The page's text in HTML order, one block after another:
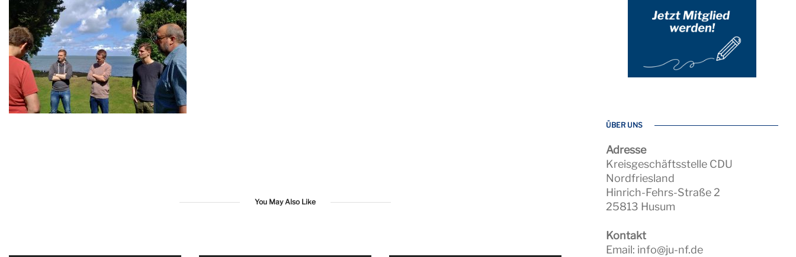
You May Also Like
ÜBER UNS
Adresse
Kreisgeschäftsstelle CDU
Nordfriesland
Hinrich-Fehrs-Straße 2
25813 Husum
Kontakt
Email: info@ju-nf.de